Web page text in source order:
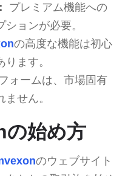
プレミアム機能への
ョンが必要。
の高度な機能は初心
ます。
ォームは、市場固有
せん。
始め方
のウェブサイト